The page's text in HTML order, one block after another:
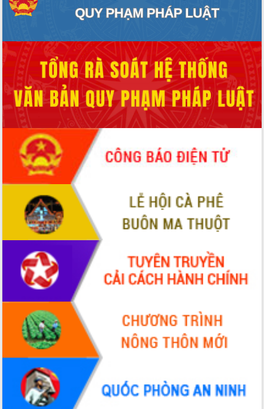
Bầu cử Quốc hội và HĐND: Cử tri Đắk
Lắk gửi gắm niềm tin, kỳ vọng vào lá
Đắk Lắk sẵn sàng các điều kiện cho
Ngày hội bầu cử đại biểu Quốc hội
khóa XVI và HĐND các cấp nhiệm kỳ
2026-2031
Đảm bảo cuộc bầu cử đại biểu Quốc
hội và đại biểu HĐND các cấp diễn ra
an toàn, hiệu quả, đúng quy định
Thủ tướng Chính phủ Phạm Minh Chính
kiểm tra, chỉ đạo hoàn thành các dự
án cao tốc và thăm khu tái định cư tại
Đắk Lắk
Sôi nổi Hội đua ngựa truyền thống Gò
Thì Thùng mừng Xuân Bính Ngọ 2026
Lãnh đạo tỉnh dâng hương tưởng niệm
tại Đập Đồng Cam đầu Xuân Bính Ngọ
Ngành nông nghiệp phấn đấu tăng
trưởng đạt 5,86% trong năm 2026
UBND tỉnh Đắk Lắk triển khai công tác
quốc phòng, quân sự địa phương năm
Đắk Lắk tập trung toàn lực khắc phục
tồn tại IUU, sẵn sàng làm việc với
Đoàn thanh tra EC
Chủ tịch UBND tỉnh Tạ Anh Tuấn thăm,
chúc mừng các bệnh viện nhân Ngày
Rộn ràng lễ hội truyền thống Sông
nước Đà Nông lần thứ I năm 2026
Kỳ họp Chuyên đề lần thứ Năm, HĐND